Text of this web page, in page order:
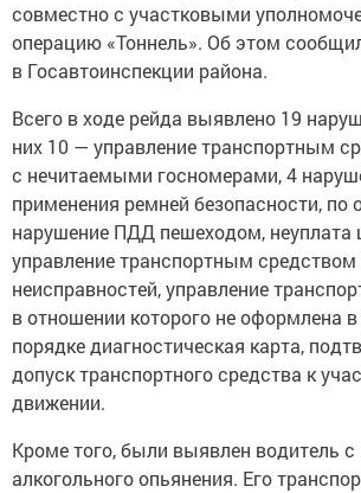
совместно с участковыми
операцию «Тоннель». Об этом
в Госавтоинспекции района.
Всего в ходе рейда выявлено 19
них 10 — управление транспортным
с нечитаемыми госномерами, 4
применения ремней безопасности, по
нарушение ПДД пешеходом, неуплата
управление транспортным средством
неисправностей, управление
в отношении которого не оформлена
порядке диагностическая карта,
допуск транспортного средства к
движении.
Кроме того, были выявлен водитель с
алкогольного опьянения. Его